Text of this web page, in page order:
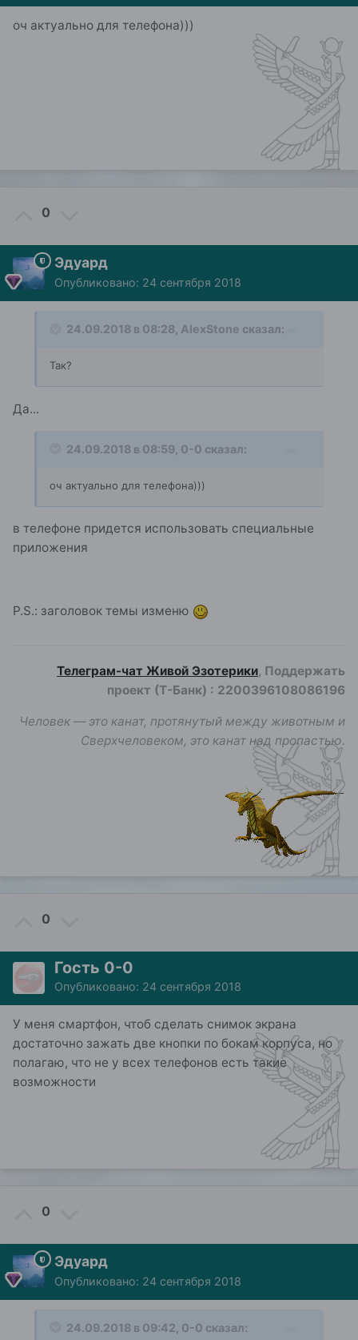
оч актуально для телефона)))
0
Эдуард
Опубликовано: 24 сентября 2018
24.09.2018 в 08:28, AlexStone сказал:
Так?
Да...
24.09.2018 в 08:59, 0-0 сказал:
оч актуально для телефона)))
в телефоне придется использовать специальные
приложения
P.S.: заголовок темы изменю
Телеграм-чат Живой Эзотерики, Поддержать
проект (Т-Банк) : 2200396108086196
Человек — это канат, протянутый между животным и
Сверхчеловеком, это канат над пропастью.
0
Гость 0-0
Опубликовано: 24 сентября 2018
У меня смартфон, чтоб сделать снимок экрана
достаточно зажать две кнопки по бокам корпуса, но
полагаю, что не у всех телефонов есть такие
возможности
0
Эдуард
Опубликовано: 24 сентября 2018
24.09.2018 в 09:42, 0-0 сказал: